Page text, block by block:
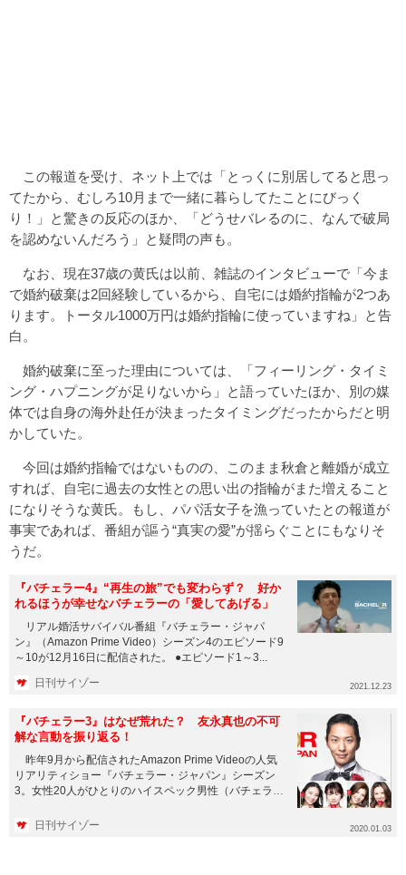
この報道を受け、ネット上では「とっくに別居してると思っ
てたから、むしろ10月まで一緒に暮らしてたことにびっく
り！」と驚きの反応のほか、「どうせバレるのに、なんで破局
を認めないんだろう」と疑問の声も。
なお、現在37歳の黄氏は以前、雑誌のインタビューで「今ま
で婚約破棄は2回経験しているから、自宅には婚約指輪が2つあ
ります。トータル1000万円は婚約指輪に使っていますね」と告
白。
婚約破棄に至った理由については、「フィーリング・タイミ
ング・ハプニングが足りないから」と語っていたほか、別の媒
体では自身の海外赴任が決まったタイミングだったからだと明
かしていた。
今回は婚約指輪ではないものの、このまま秋倉と離婚が成立
すれば、自宅に過去の女性との思い出の指輪がまた増えること
になりそうな黄氏。もし、パパ活女子を漁っていたとの報道が
事実であれば、番組が謳う“真実の愛”が揺らぐことにもなりそ
うだ。
『バチェラー4』“再生の旅”でも変わらず？ 好か
れるほうが幸せなバチェラーの「愛してあげる」
リアル婚活サバイバル番組『バチェラー・ジャパ
ン』（Amazon Prime Video）シーズン4のエピソード9
～10が12月16日に配信された。 ●エピソード1～3...
日刊サイゾー 2021.12.23
『バチェラー3』はなぜ荒れた？ 友永真也の不可
解な言動を振り返る！
昨年9月から配信されたAmazon Prime Videoの人気
リアリティショー『バチェラー・ジャパン』シーズン
3。女性20人がひとりのハイスペック男性（バチェラ
日刊サイゾー 2020.01.03